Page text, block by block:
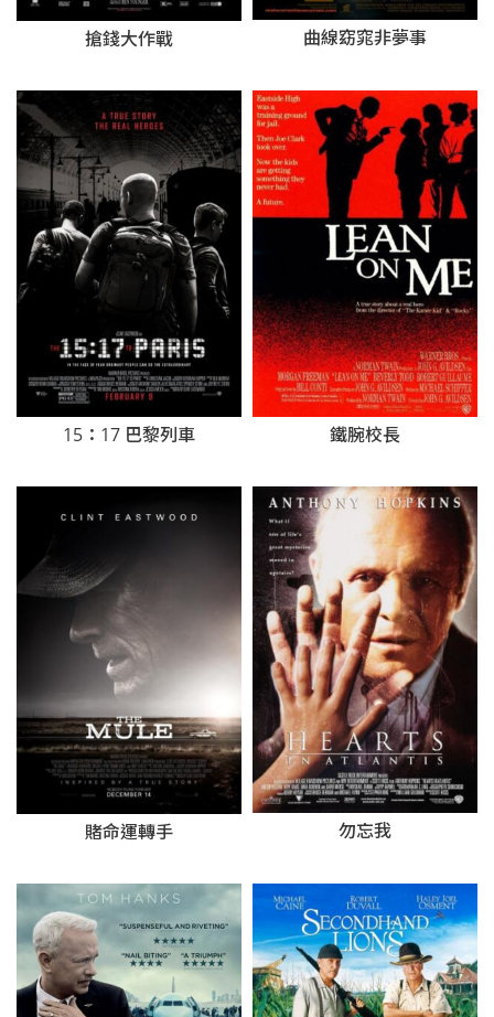
搶錢大作戰 曲線窈窕非夢事
15：17 巴黎列車 鐵腕校長
賭命運轉手 勿忘我